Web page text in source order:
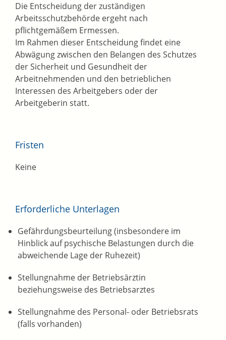
Die Entscheidung der zuständigen
Arbeitsschutzbehörde ergeht nach
pflichtgemäßem Ermessen.
Im Rahmen dieser Entscheidung findet eine
Abwägung zwischen den Belangen des Schutzes
der Sicherheit und Gesundheit der
Arbeitnehmenden und den betrieblichen
Interessen des Arbeitgebers oder der
Arbeitgeberin statt.
Fristen
Keine
Erforderliche Unterlagen
Gefährdungsbeurteilung (insbesondere im
Hinblick auf psychische Belastungen durch die
abweichende Lage der Ruhezeit)
Stellungnahme der Betriebsärztin
beziehungsweise des Betriebsarztes
Stellungnahme des Personal- oder Betriebsrats
(falls vorhanden)